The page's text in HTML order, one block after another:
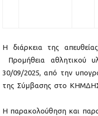
Η διάρκεια της
Προμήθεια αθλητικού
30/09/2025, από την
της Σύμβασης στο
Η παρακολούθηση και